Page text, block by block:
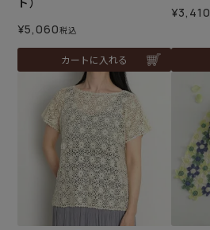
¥5,060税込
カートに入れる
¥3,410